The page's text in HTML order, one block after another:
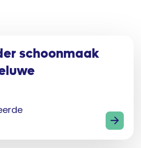
schoonmaak